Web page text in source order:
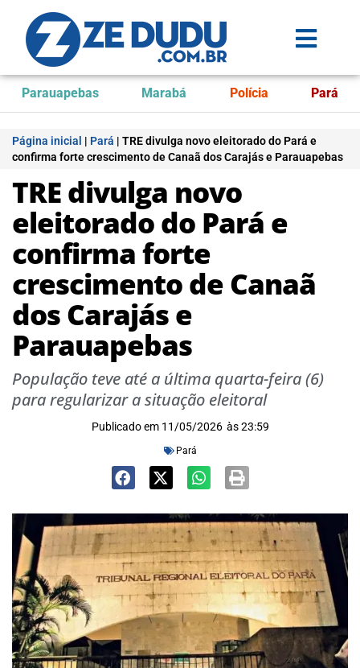
Parauapebas Marabá Polícia Pará
Página inicial | Pará | TRE divulga novo eleitorado do Pará e
confirma forte crescimento de Canaã dos Carajás e Parauapebas
TRE divulga novo
eleitorado do Pará e
confirma forte
crescimento de Canaã
dos Carajás e
Parauapebas
População teve até a última quarta-feira (6)
para regularizar a situação eleitoral
Publicado em 11/05/2026 às 23:59
Pará